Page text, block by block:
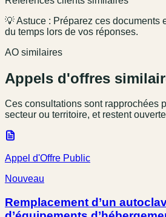
💡 Astuce : Préparez ces documents
du temps lors de vos réponses.
AO similaires
Appels d'offres
Ces consultations sont rapprochées
secteur ou territoire, et restent
Appel d'Offre Public
Nouveau
Remplacement d’un